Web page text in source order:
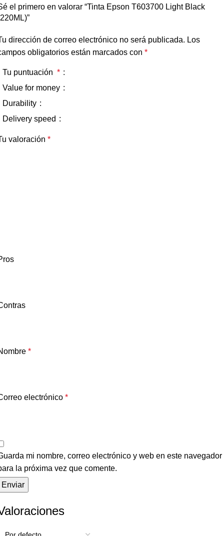
el primero en valorar “Tinta Epson T603700 Light Black
dirección de correo electrónico no será publicada. Los
obligatorios están marcados con *
Tu puntuación *
Value for money
Durability
Delivery speed
valoración *
*
electrónico *
mi nombre, correo electrónico y web en este navegador
la próxima vez que comente.